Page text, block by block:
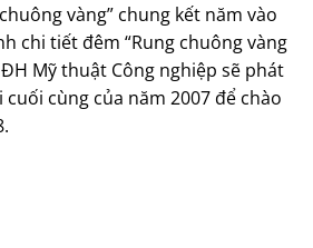
vàng” chung kết năm vào
chi tiết đêm “Rung chuông vàng
Mỹ thuật Công nghiệp sẽ phát
cùng của năm 2007 để chào